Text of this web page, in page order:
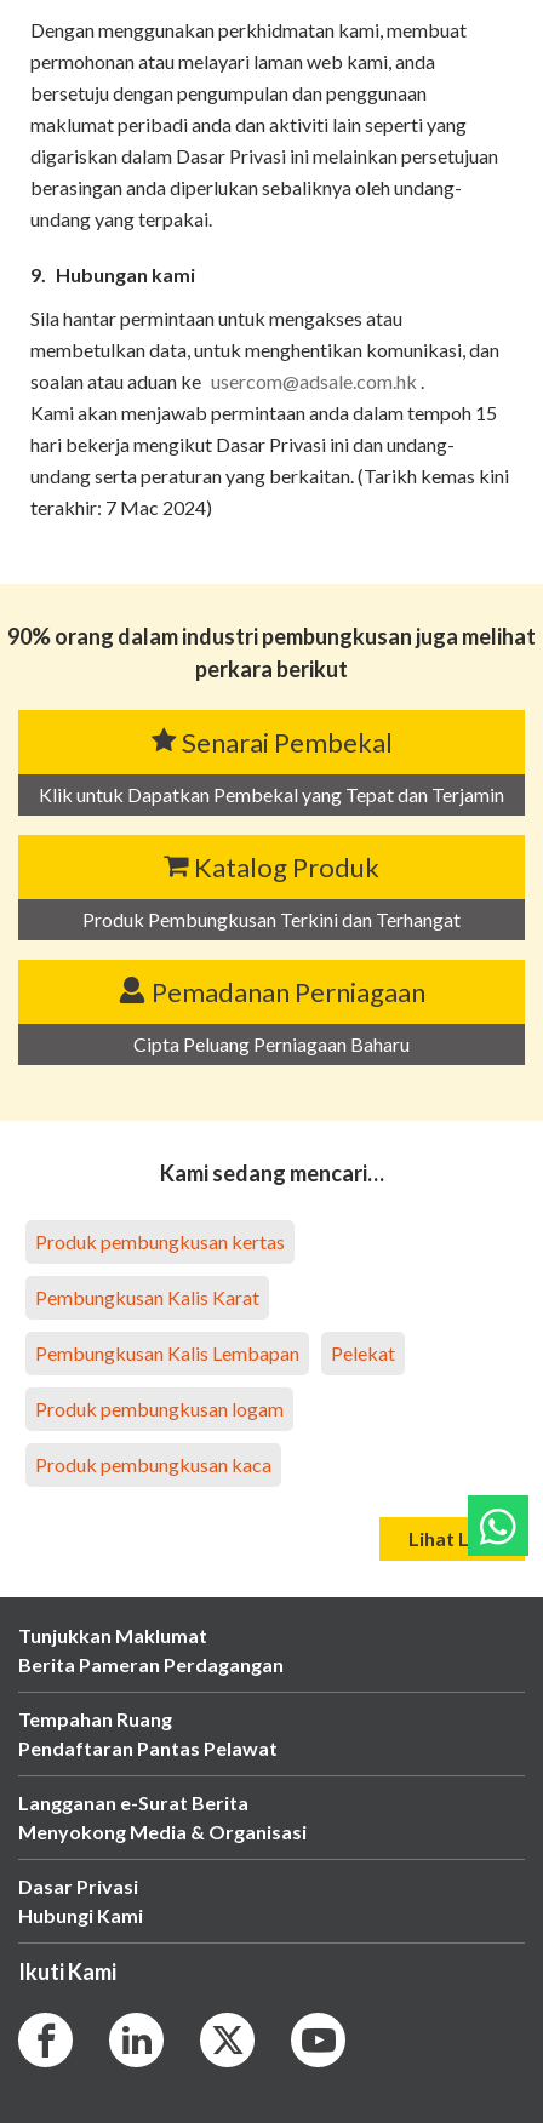
Dengan menggunakan perkhidmatan kami, membuat
permohonan atau melayari laman web kami, anda
bersetuju dengan pengumpulan dan penggunaan
maklumat peribadi anda dan aktiviti lain seperti yang
digariskan dalam Dasar Privasi ini melainkan persetujuan
berasingan anda diperlukan sebaliknya oleh undang-
undang yang terpakai.
9. Hubungan kami
Sila hantar permintaan untuk mengakses atau
membetulkan data, untuk menghentikan komunikasi, dan
soalan atau aduan ke usercom@adsale.com.hk .
Kami akan menjawab permintaan anda dalam tempoh 15
hari bekerja mengikut Dasar Privasi ini dan undang-
undang serta peraturan yang berkaitan. (Tarikh kemas kini
terakhir: 7 Mac 2024)
90% orang dalam industri pembungkusan juga melihat
perkara berikut
Senarai Pembekal
Klik untuk Dapatkan Pembekal yang Tepat dan Terjamin
Katalog Produk
Produk Pembungkusan Terkini dan Terhangat
Pemadanan Perniagaan
Cipta Peluang Perniagaan Baharu
Kami sedang mencari…
Produk pembungkusan kertas
Pembungkusan Kalis Karat
Pembungkusan Kalis Lembapan Pelekat
Produk pembungkusan logam
Produk pembungkusan kaca
Lihat Lagi
Tunjukkan Maklumat
Berita Pameran Perdagangan
Tempahan Ruang
Pendaftaran Pantas Pelawat
Langganan e-Surat Berita
Menyokong Media & Organisasi
Dasar Privasi
Hubungi Kami
Ikuti Kami